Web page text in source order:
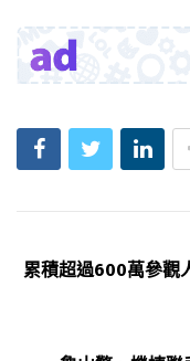
累積超過600萬參觀